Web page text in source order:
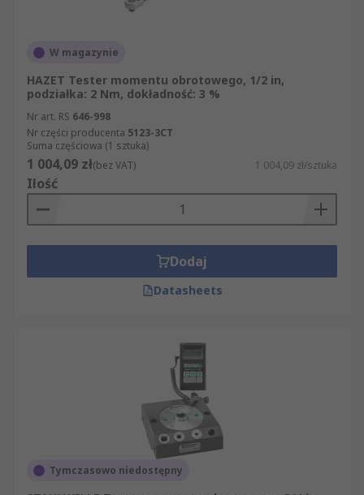
W magazynie
HAZET Tester momentu obrotowego, 1/2 in,
podziałka: 2 Nm, dokładność: 3 %
Nr art. RS 646-998
Nr części producenta 5123-3CT
Suma częściowa (1 sztuka)
1 004,09 zł(bez VAT) 1 004,09 zł/sztuka
Ilość
Dodaj
Datasheets
Tymczasowo niedostępny